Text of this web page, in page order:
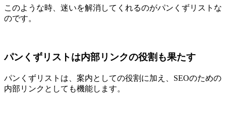
このような時、迷いを解消してくれるのがパンくずリストな
のです。
パンくずリストは内部リンクの役割も果たす
パンくずリストは、案内としての役割に加え、SEOのための
内部リンクとしても機能します。